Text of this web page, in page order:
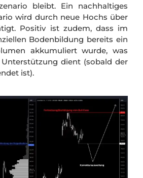
bleibt. Ein nachhaltiges
wird durch neue Hochs über
Positiv ist zudem, dass im
Bodenbildung bereits ein
akkumuliert wurde, was
dient (sobald der
ist).